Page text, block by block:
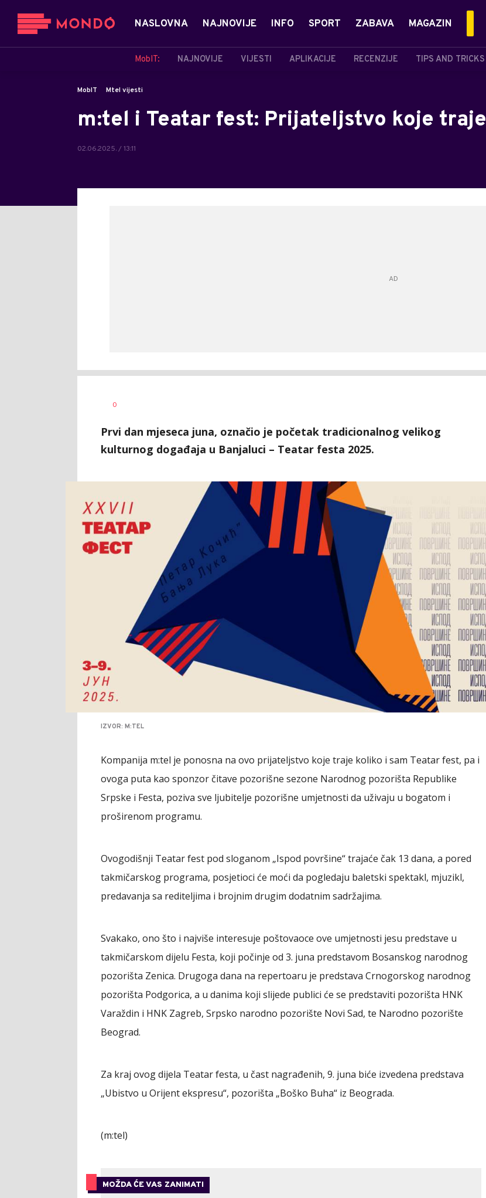
NASLOVNA NAJNOVIJE INFO SPORT ZABAVA MAGAZIN
MobIT: NAJNOVIJE VIJESTI APLIKACIJE RECENZIJE TIPS AND TRICKS
MobIT Mtel vijesti
m:tel i Teatar fest: Prijateljstvo koje traje
02.06.2025. / 13:11
AUTOR
0
Prvi dan mjeseca juna, označio je početak tradicionalnog velikog
kulturnog događaja u Banjaluci – Teatar festa 2025.
IZVOR: M:TEL
Kompanija m:tel je ponosna na ovo prijateljstvo koje traje koliko i sam Teatar fest, pa i
ovoga puta kao sponzor čitave pozorišne sezone Narodnog pozorišta Republike
Srpske i Festa, poziva sve ljubitelje pozorišne umjetnosti da uživaju u bogatom i
proširenom programu.
Ovogodišnji Teatar fest pod sloganom „Ispod površine“ trajaće čak 13 dana, a pored
takmičarskog programa, posjetioci će moći da pogledaju baletski spektakl, mjuzikl,
predavanja sa rediteljima i brojnim drugim dodatnim sadržajima.
Svakako, ono što i najviše interesuje poštovaoce ove umjetnosti jesu predstave u
takmičarskom dijelu Festa, koji počinje od 3. juna predstavom Bosanskog narodnog
pozorišta Zenica. Drugoga dana na repertoaru je predstava Crnogorskog narodnog
pozorišta Podgorica, a u danima koji slijede publici će se predstaviti pozorišta HNK
Varaždin i HNK Zagreb, Srpsko narodno pozorište Novi Sad, te Narodno pozorište
Beograd.
Za kraj ovog dijela Teatar festa, u čast nagrađenih, 9. juna biće izvedena predstava
„Ubistvo u Orijent ekspresu“, pozorišta „Boško Buha“ iz Beograda.
(m:tel)
MOŽDA ĆE VAS ZANIMATI